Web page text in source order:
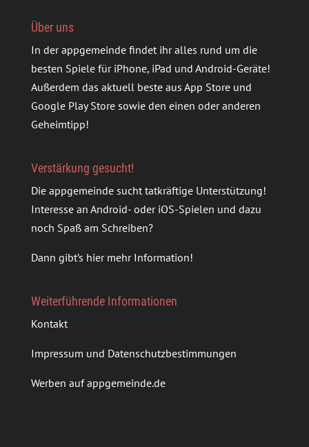
Über uns
In der appgemeinde findet ihr alles rund um die
besten Spiele für iPhone, iPad und Android-Geräte!
Außerdem das aktuell beste aus App Store und
Google Play Store sowie den einen oder anderen
Geheimtipp!
Verstärkung gesucht!
Die appgemeinde sucht tatkräftige Unterstützung!
Interesse an Android- oder iOS-Spielen und dazu
noch Spaß am Schreiben?
Dann gibt’s hier mehr Information!
Weiterführende Informationen
Kontakt
Impressum und Datenschutzbestimmungen
Werben auf appgemeinde.de